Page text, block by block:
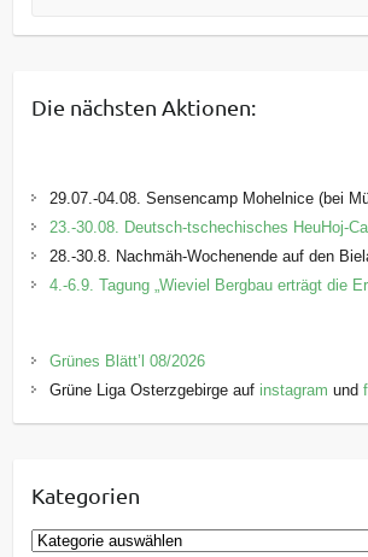
Die nächsten Aktionen:
29.07.-04.08. Sensencamp Mohelnice (bei
23.-30.08. Deutsch-tschechisches HeuHoj-
28.-30.8. Nachmäh-Wochenende auf den
4.-6.9. Tagung „Wieviel Bergbau erträgt die
Grünes Blätt’l 08/2026
Grüne Liga Osterzgebirge auf instagram und
Kategorien
K